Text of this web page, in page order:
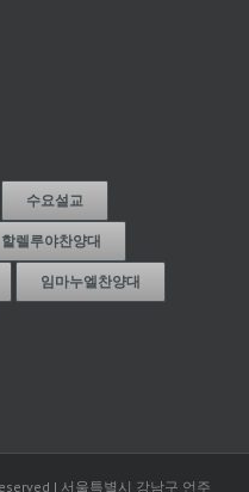
수요설교
할렐루야찬양대
임마누엘찬양대
| 서울특별시 강남구 언주